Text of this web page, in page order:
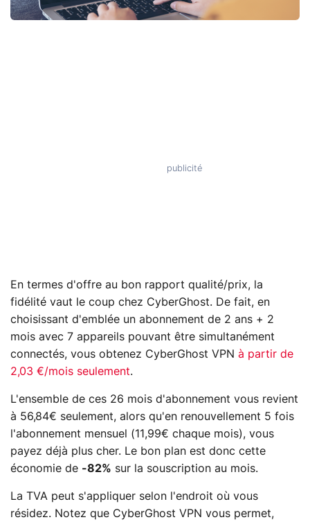
En termes d'offre au bon rapport qualité/prix, la
fidélité vaut le coup chez CyberGhost. De fait, en
choisissant d'emblée un abonnement de 2 ans + 2
mois avec 7 appareils pouvant être simultanément
connectés, vous obtenez CyberGhost VPN à partir de
2,03 €/mois seulement.
L'ensemble de ces 26 mois d'abonnement vous revient
à 56,84€ seulement, alors qu'en renouvellement 5 fois
l'abonnement mensuel (11,99€ chaque mois), vous
payez déjà plus cher. Le bon plan est donc cette
économie de -82% sur la souscription au mois.
La TVA peut s'appliquer selon l'endroit où vous
résidez. Notez que CyberGhost VPN vous permet,